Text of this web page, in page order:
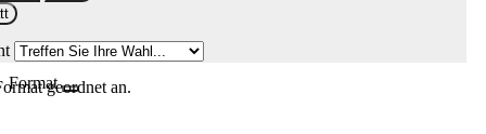
Formatgeordnet an.